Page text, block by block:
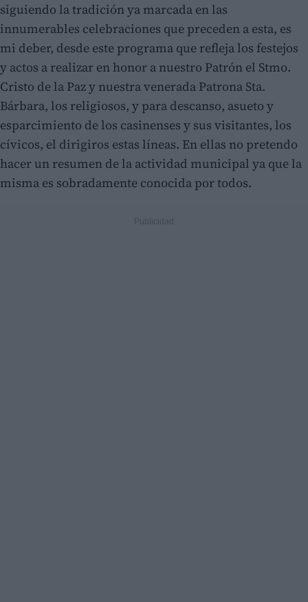
siguiendo la tradición ya marcada en las
innumerables celebraciones que preceden a esta, es
mi deber, desde este programa que refleja los festejos
y actos a realizar en honor a nuestro Patrón el Stmo.
Cristo de la Paz y nuestra venerada Patrona Sta.
Bárbara, los religiosos, y para descanso, asueto y
esparcimiento de los casinenses y sus visitantes, los
cívicos, el dirigiros estas líneas. En ellas no pretendo
hacer un resumen de la actividad municipal ya que la
misma es sobradamente conocida por todos.